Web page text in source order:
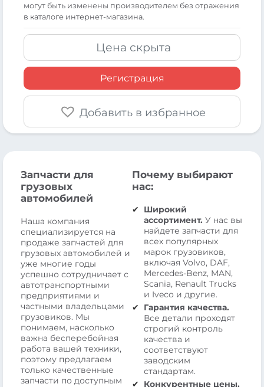
могут быть изменены производителем без отражения
в каталоге интернет-магазина.
Цена скрыта
Регистрация
Добавить в избранное
Запчасти для
грузовых
автомобилей
Наша компания
специализируется на
продаже запчастей для
грузовых автомобилей и
уже многие годы
успешно сотрудничает с
автотранспортными
предприятиями и
частными владельцами
грузовиков. Мы
понимаем, насколько
важна бесперебойная
работа вашей техники,
поэтому предлагаем
только качественные
запчасти по доступным
Почему выбирают
нас:
Широкий
ассортимент. У нас вы
найдете запчасти для
всех популярных
марок грузовиков,
включая Volvo, DAF,
Mercedes-Benz, MAN,
Scania, Renault Trucks
и Iveco и другие.
Гарантия качества.
Все детали проходят
строгий контроль
качества и
соответствуют
заводским
стандартам.
Конкурентные цены.